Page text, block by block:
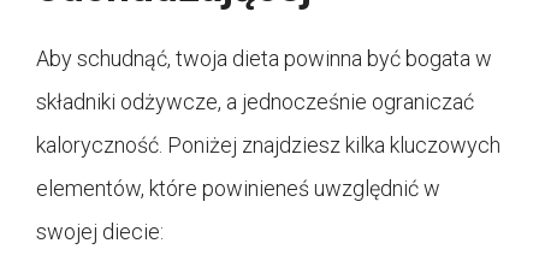
Aby schudnąć, twoja dieta powinna być bogata w
składniki odżywcze, a jednocześnie ograniczać
kaloryczność. Poniżej znajdziesz kilka kluczowych
elementów, które powinieneś uwzględnić w
swojej diecie: